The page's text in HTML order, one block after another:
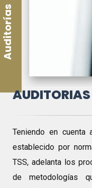
Auditorías
AUDITORIAS
Teniendo en
establecido por
TSS, adelanta los
de metodologías